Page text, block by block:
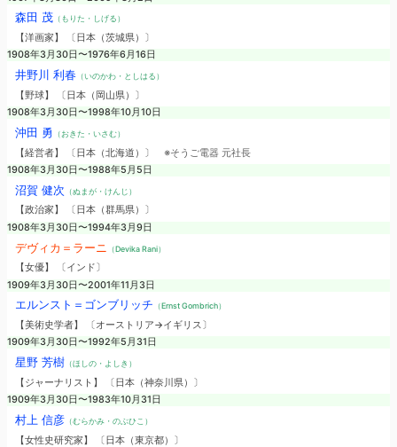
森田 茂（もりた・しげる）
【洋画家】 〔日本（茨城県）〕
1908年3月30日〜1976年6月16日
井野川 利春（いのかわ・としはる）
【野球】 〔日本（岡山県）〕
1908年3月30日〜1998年10月10日
沖田 勇 （おきた・いさむ）
【経営者】 〔日本（北海道）〕 ※そうご電器 元社長
1908年3月30日〜1988年5月5日
沼賀 健次 （ぬまが・けんじ）
【政治家】 〔日本（群馬県）〕
1908年3月30日〜1994年3月9日
デヴィカ＝ラーニ （Devika Rani）
【女優】 〔インド〕
1909年3月30日〜2001年11月3日
エルンスト＝ゴンブリッチ （Ernst Gombrich）
【美術史学者】 〔オーストリア→イギリス〕
1909年3月30日〜1992年5月31日
星野 芳樹（ほしの・よしき）
【ジャーナリスト】 〔日本（神奈川県）〕
1909年3月30日〜1983年10月31日
村上 信彦（むらかみ・のぶひこ）
【女性史研究家】 〔日本（東京都）〕